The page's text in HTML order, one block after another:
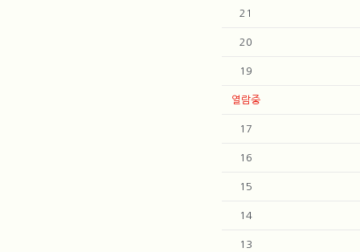
21
20
19
열람중
17
16
15
14
13